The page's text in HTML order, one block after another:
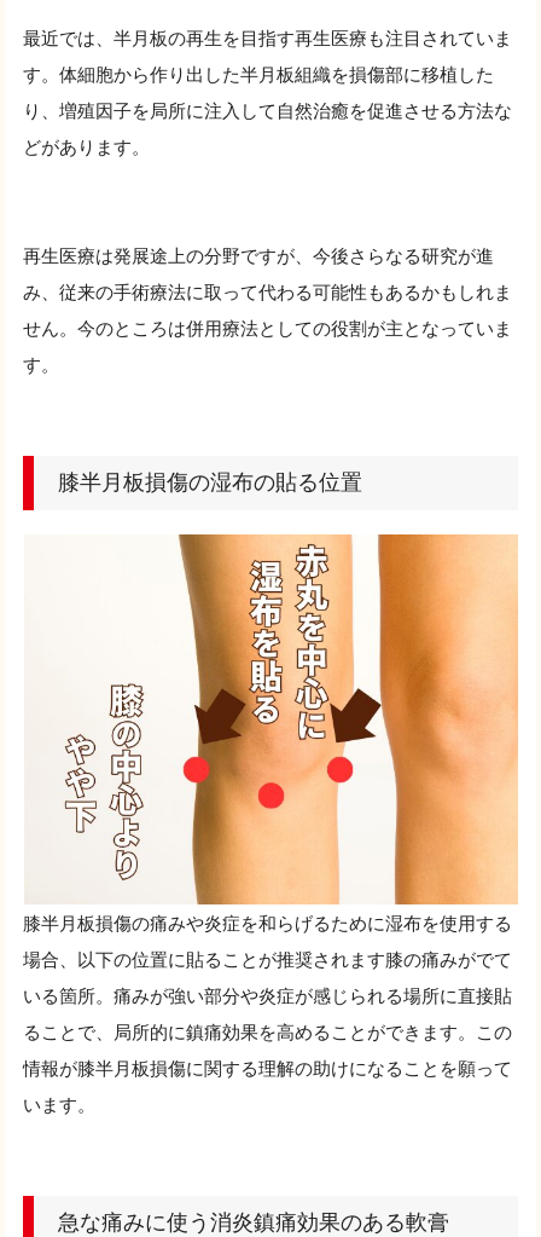
最近では、半月板の再生を目指す再生医療も注目されていま
す。体細胞から作り出した半月板組織を損傷部に移植した
り、増殖因子を局所に注入して自然治癒を促進させる方法な
どがあります。
再生医療は発展途上の分野ですが、今後さらなる研究が進
み、従来の手術療法に取って代わる可能性もあるかもしれま
せん。今のところは併用療法としての役割が主となっていま
す。
膝半月板損傷の湿布の貼る位置
膝半月板損傷の痛みや炎症を和らげるために湿布を使用する
場合、以下の位置に貼ることが推奨されます膝の痛みがでて
いる箇所。痛みが強い部分や炎症が感じられる場所に直接貼
ることで、局所的に鎮痛効果を高めることができます。この
情報が膝半月板損傷に関する理解の助けになることを願って
います。
急な痛みに使う消炎鎮痛効果のある軟膏